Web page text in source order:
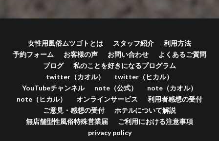
女性用風俗ムツゴトとは スタッフ紹介
利用方法
予約フォーム
お客様の声 お問い合わせ
よくあるご質問
ブログ
私のことを好きになるプログラム
twitter（カオル）
twitter（ヒカル）
YouTubeチャンネル
note（公式）
note（カオル）
note（ヒカル）
オンラインサービス
利用者感想の受付
ご意見・感想の受付
ホテルについて解説
無店舗型性風俗特殊営業届
ご利用における注意事項
privacy policy